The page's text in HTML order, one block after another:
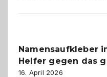
Namensaufkleber
Helfer gegen das
16. April 2026